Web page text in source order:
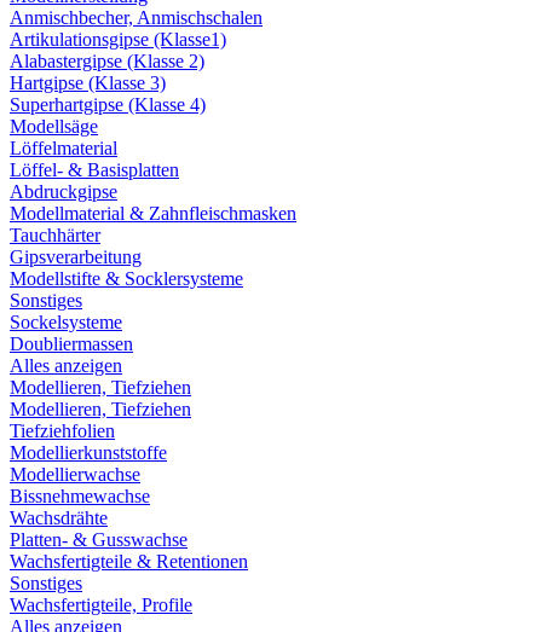
Anmischbecher, Anmischschalen
Artikulationsgipse (Klasse1)
Alabastergipse (Klasse 2)
Hartgipse (Klasse 3)
Superhartgipse (Klasse 4)
Modellsäge
Löffelmaterial
Löffel- & Basisplatten
Abdruckgipse
Modellmaterial & Zahnfleischmasken
Tauchhärter
Gipsverarbeitung
Modellstifte & Socklersysteme
Sonstiges
Sockelsysteme
Doubliermassen
Alles anzeigen
Modellieren, Tiefziehen
Modellieren, Tiefziehen
Tiefziehfolien
Modellierkunststoffe
Modellierwachse
Bissnehmewachse
Wachsdrähte
Platten- & Gusswachse
Wachsfertigteile & Retentionen
Sonstiges
Wachsfertigteile, Profile
Alles anzeigen